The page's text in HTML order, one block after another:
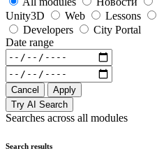
Unity3D
Web Lessons
Developers
City Portal
Date range
Cancel
Apply
Try AI Search
Searches across all modules
Search results